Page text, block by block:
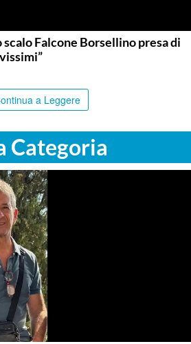
Falcone Borsellino presa di
a Leggere
Categoria